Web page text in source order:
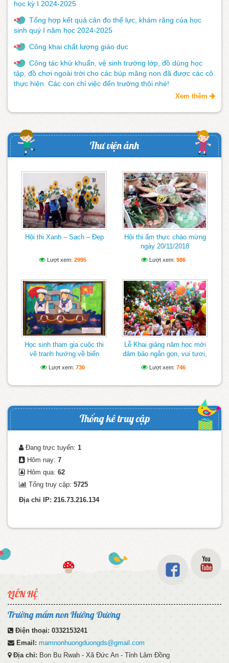
học kỳ I 2024-2025
Tổng hợp kết quả cân đo thể lực, khám răng của học
sinh quý I năm học 2024-2025
Công khai chất lượng giáo dục
Công tác khử khuẩn, vệ sinh trường lớp, đồ dùng học
tập, đồ chơi ngoài trời cho các búp măng non đã được các cô
thực hiện. Các con chỉ việc đến trường thôi nhé!
Xem thêm
Thư viện ảnh
Hội thi Xanh – Sạch – Đẹp
Lượt xem: 2995
Hội thi ẩm thực chào mừng
ngày 20/11/2018
Lượt xem: 986
Học sinh tham gia cuộc thi
vẽ tranh hướng về biển
Lượt xem: 730
Lễ Khai giảng năm học mới
đảm bảo ngắn gọn, vui tươi,
Lượt xem: 746
Thống kê truy cập
Đang trực tuyến: 1
Hôm nay: 7
Hôm qua: 62
Tổng truy cập: 5725
Địa chỉ IP: 216.73.216.134
LIÊN HỆ
Trường mầm non Hướng Dương
Điện thoại: 0332153241
Email: mamnonhuongduongds@gmail.com
Địa chỉ: Bon Bu Rwah - Xã Đức An - Tỉnh Lâm Đồng